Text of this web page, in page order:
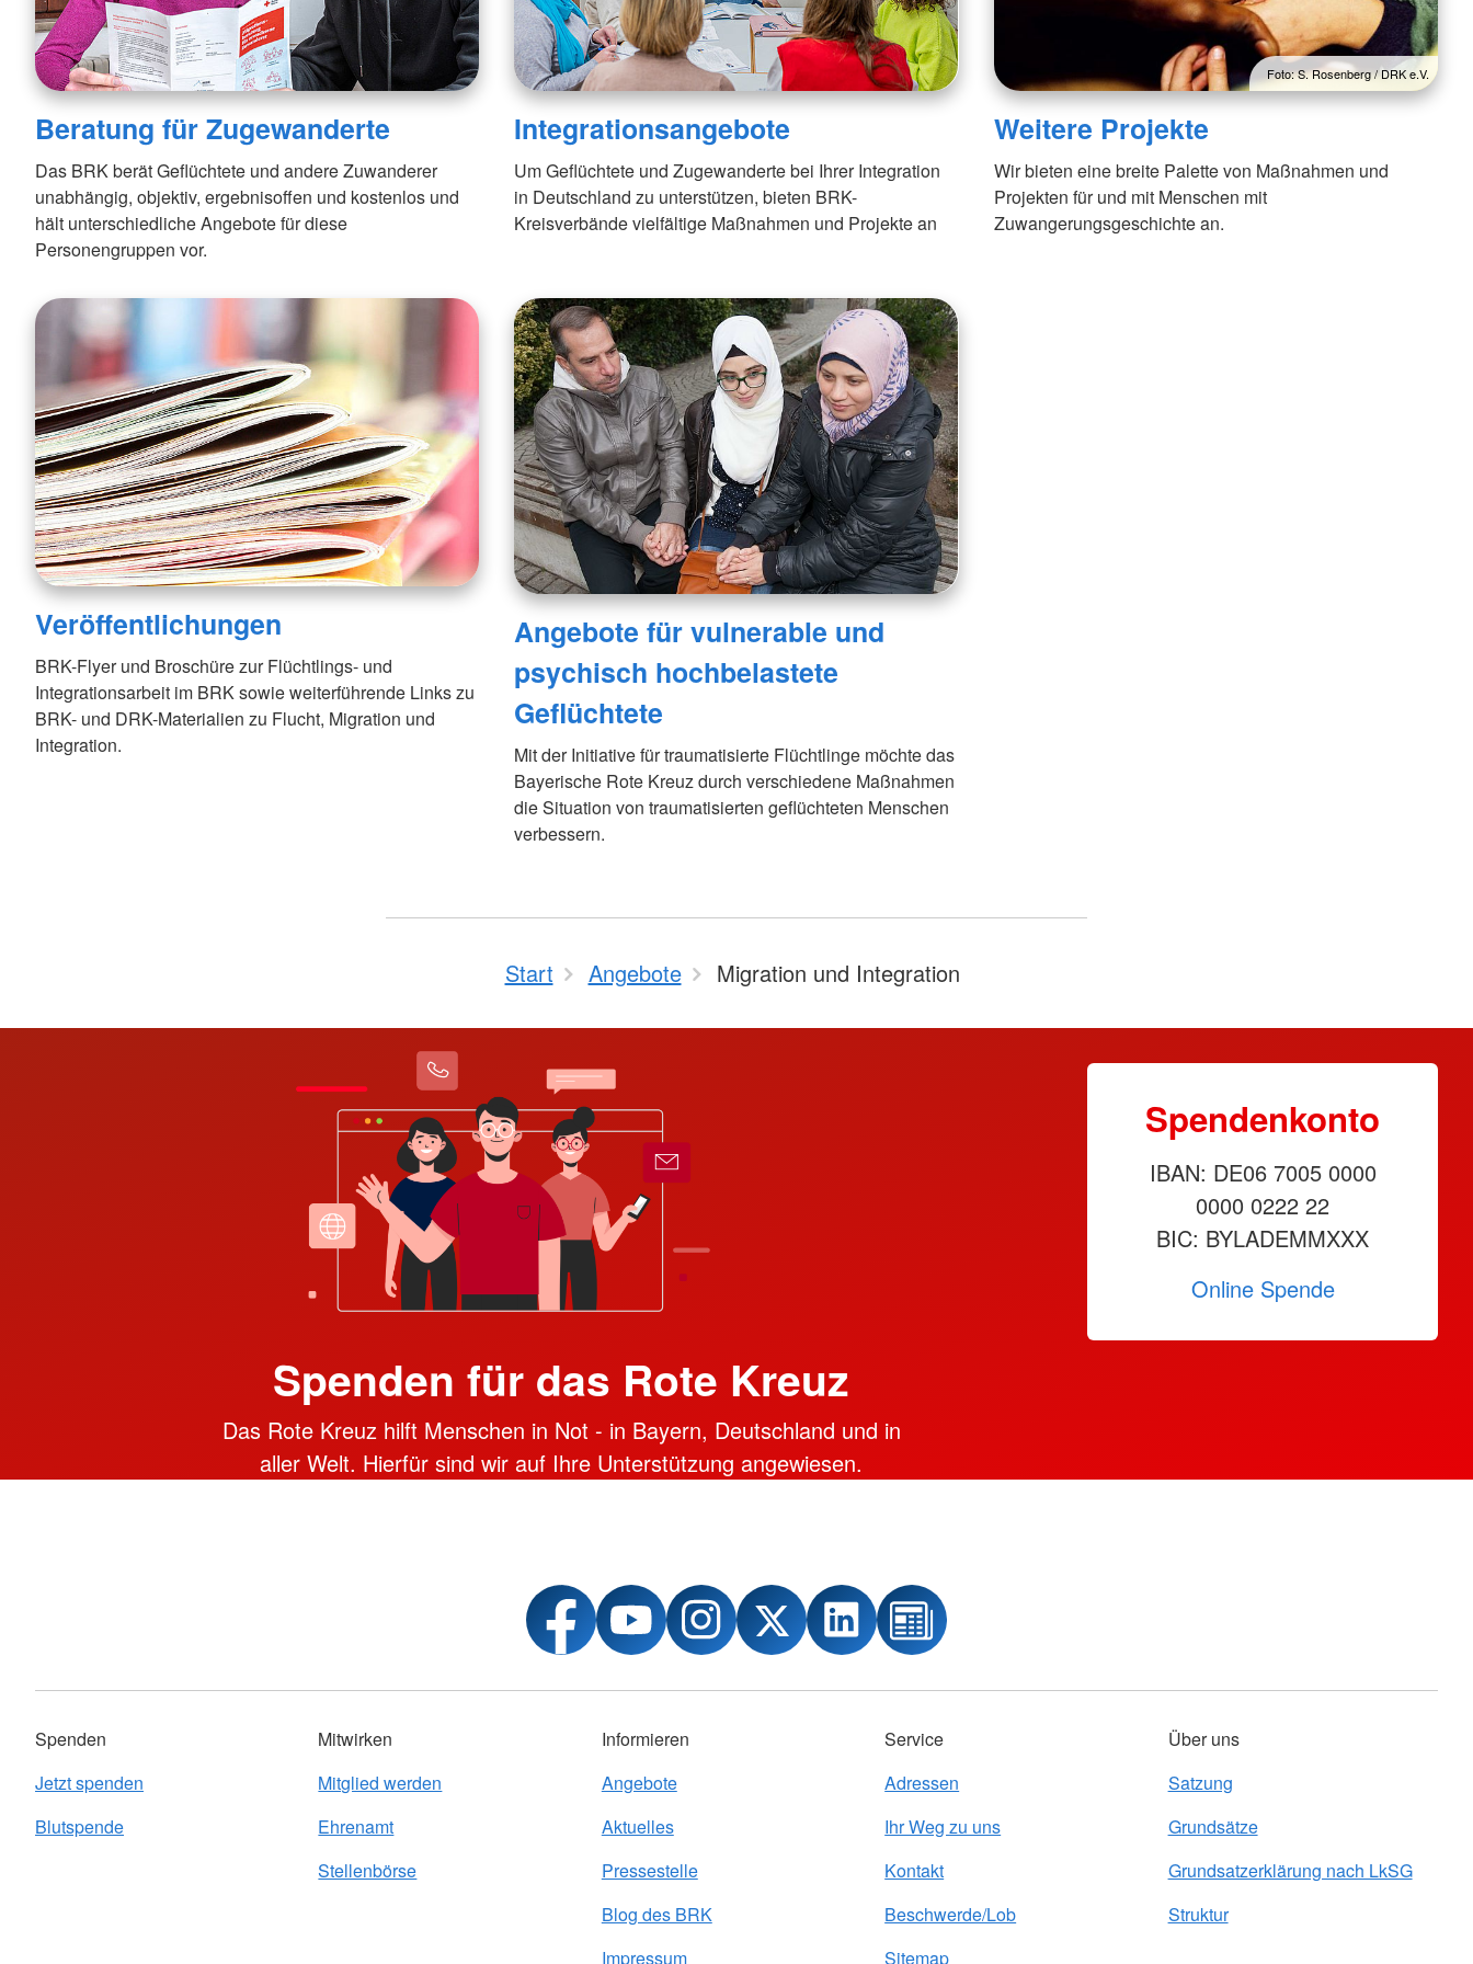
Hauswirtschaftliche Hilfen
Hilfsmittelverleih
Pflegeberatung
Alten-Service-Zentren
Beratung zur Kur und Erholung
Kindertageseinrichtungen
Hilfen zur Erziehung
Jugendarbeit
Schulsozialarbeit/Jugendsozialarbeit
Schwangerschaftsberatung
Erkrankungen
Allgemeine
Unterstützungsangebote
psychisch hochbelastete
Geflüchtete
Weitere Projekte
Veröffentlichungen
Suchdienst
Rettungsdienst
Integrierte Leitstellen
Bereitschaften
Fachdienste der Bereitschaften
Wasserwacht
Bayerisches Zentrum für
besondere Einsatzlagen
Beratung für Zugewanderte
Das BRK berät Geflüchtete und andere Zuwanderer
unabhängig, objektiv, ergebnisoffen und kostenlos und
hält unterschiedliche Angebote für diese
Personengruppen vor.
Integrationsangebote
Um Geflüchtete und Zugewanderte bei Ihrer Integration
in Deutschland zu unterstützen, bieten BRK-
Kreisverbände vielfältige Maßnahmen und Projekte an
Foto: S. Rosenberg / DRK e.V.
Weitere Projekte
Wir bieten eine breite Palette von Maßnahmen und
Projekten für und mit Menschen mit
Zuwangerungsgeschichte an.
Veröffentlichungen
BRK-Flyer und Broschüre zur Flüchtlings- und
Integrationsarbeit im BRK sowie weiterführende Links zu
BRK- und DRK-Materialien zu Flucht, Migration und
Integration.
Angebote für vulnerable und
psychisch hochbelastete
Geflüchtete
Mit der Initiative für traumatisierte Flüchtlinge möchte das
Bayerische Rote Kreuz durch verschiedene Maßnahmen
die Situation von traumatisierten geflüchteten Menschen
verbessern.
Start Angebote Migration und Integration
Spenden für das Rote Kreuz
Das Rote Kreuz hilft Menschen in Not - in Bayern, Deutschland und in
aller Welt. Hierfür sind wir auf Ihre Unterstützung angewiesen.
Spendenkonto
IBAN: DE06 7005 0000
0000 0222 22
BIC: BYLADEMMXXX
Online Spende
Spenden
Jetzt spenden
Blutspende
Mitwirken
Mitglied werden
Ehrenamt
Stellenbörse
Informieren
Angebote
Aktuelles
Pressestelle
Blog des BRK
Impressum
Service
Adressen
Ihr Weg zu uns
Kontakt
Beschwerde/Lob
Sitemap
Über uns
Satzung
Grundsätze
Grundsatzerklärung nach LkSG
Struktur